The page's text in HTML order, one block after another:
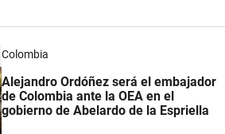
Colombia
Alejandro Ordóñez será el embajador
de Colombia ante la OEA en el
gobierno de Abelardo de la Espriella